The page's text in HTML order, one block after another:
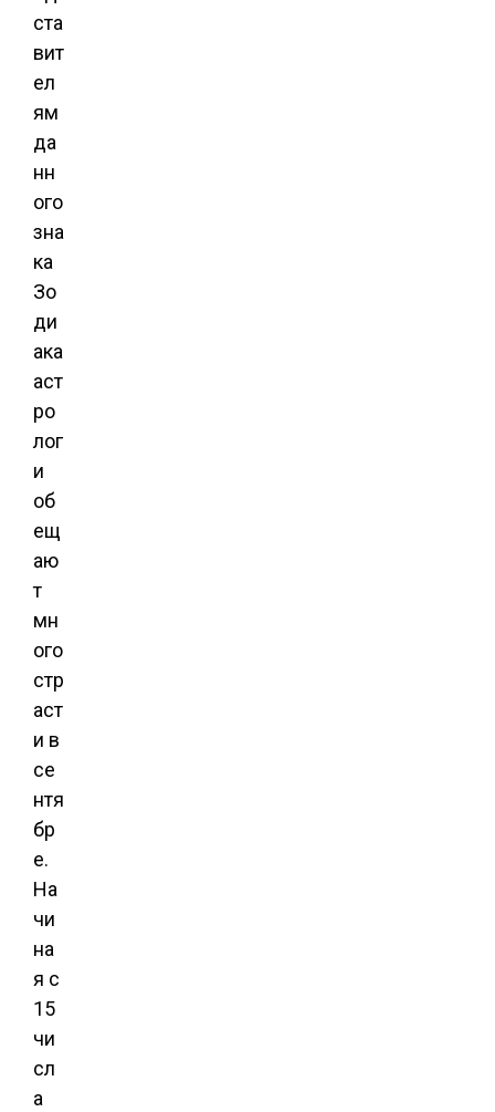
ста
вит
ел
ям
да
нн
ого
зна
ка
Зо
ди
ака
аст
ро
лог
и
об
ещ
аю
т
мн
ого
стр
аст
и в
се
нтя
бр
е.
На
чи
на
я с
15
чи
сл
а